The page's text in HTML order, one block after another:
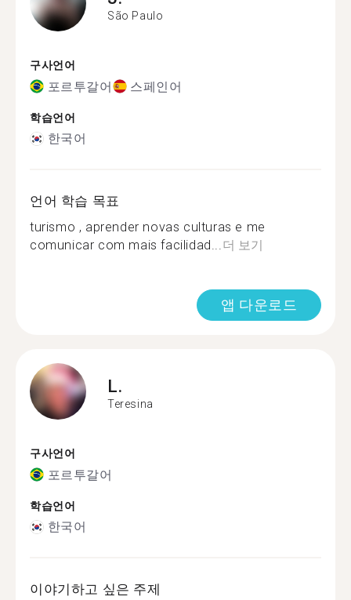
São Paulo
구사언어
포르투갈어 스페인어
학습언어
한국어
언어 학습 목표
turismo , aprender novas culturas e me
comunicar com mais facilidad...더 보기
앱 다운로드
L.
Teresina
구사언어
포르투갈어
학습언어
한국어
이야기하고 싶은 주제